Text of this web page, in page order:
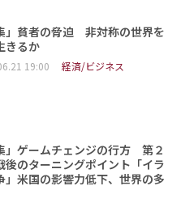
」貧者の脅迫 非対称の世界を
きるか
19:00 経済/ビジネス
」ゲームチェンジの行方 第２
後のターニングポイント「イラ
」米国の影響力低下、世界の多